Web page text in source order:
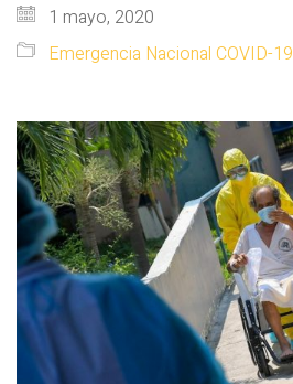
1 mayo, 2020
Emergencia Nacional COVID-19